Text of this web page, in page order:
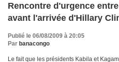
Rencontre d'urgence
avant l'arrivée d'Hillary
Publié le 06/08/2009 à 20:05
Par banacongo
Le fait que les présidents Kabila et